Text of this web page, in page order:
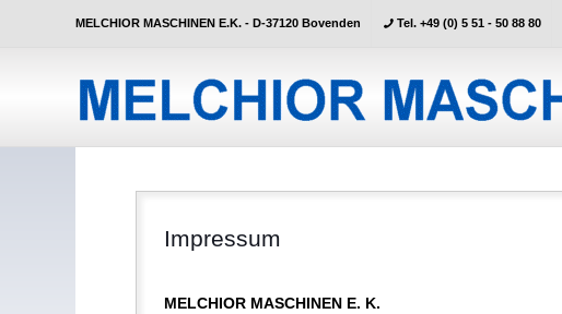
MELCHIOR MASCHINEN E.K. - D-37120 Bovenden Tel. +49 (0) 5 51 - 50 88 80
Impressum
MELCHIOR MASCHINEN E. K.